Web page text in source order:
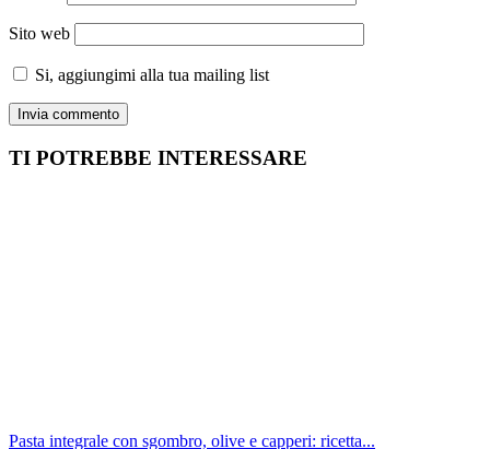
Sito web
Si, aggiungimi alla tua mailing list
TI POTREBBE INTERESSARE
Pasta integrale con sgombro, olive e capperi: ricetta...